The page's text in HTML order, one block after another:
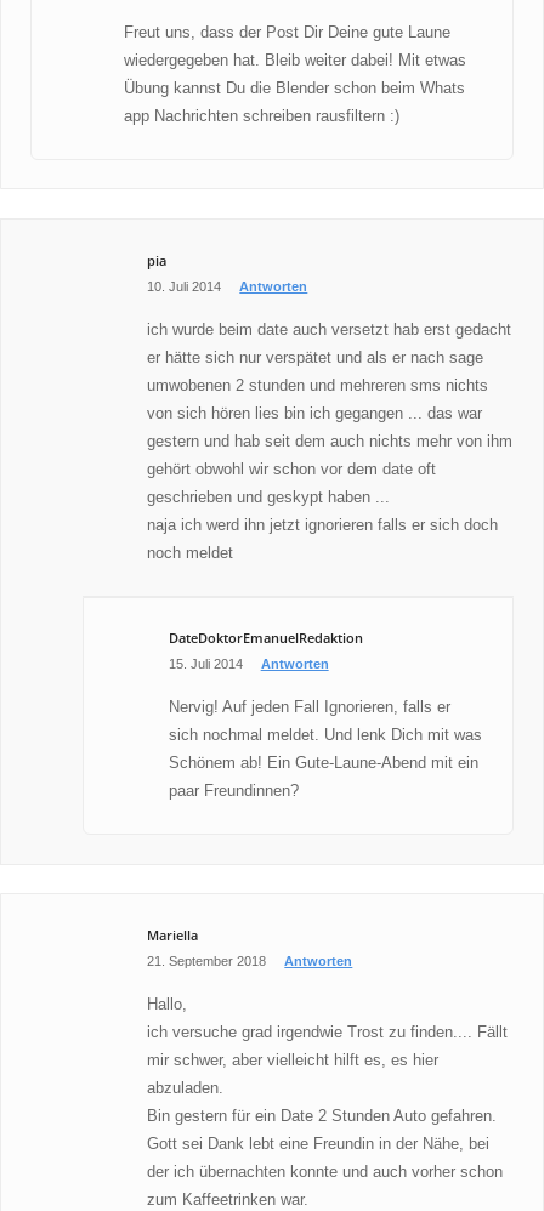
Freut uns, dass der Post Dir Deine gute Laune
wiedergegeben hat. Bleib weiter dabei! Mit etwas
Übung kannst Du die Blender schon beim Whats
app Nachrichten schreiben rausfiltern :)
pia
10. Juli 2014 Antworten
ich wurde beim date auch versetzt hab erst gedacht
er hätte sich nur verspätet und als er nach sage
umwobenen 2 stunden und mehreren sms nichts
von sich hören lies bin ich gegangen ... das war
gestern und hab seit dem auch nichts mehr von ihm
gehört obwohl wir schon vor dem date oft
geschrieben und geskypt haben ...
naja ich werd ihn jetzt ignorieren falls er sich doch
noch meldet
DateDoktorEmanuelRedaktion
15. Juli 2014 Antworten
Nervig! Auf jeden Fall Ignorieren, falls er
sich nochmal meldet. Und lenk Dich mit was
Schönem ab! Ein Gute-Laune-Abend mit ein
paar Freundinnen?
Mariella
21. September 2018 Antworten
Hallo,
ich versuche grad irgendwie Trost zu finden.... Fällt
mir schwer, aber vielleicht hilft es, es hier
abzuladen.
Bin gestern für ein Date 2 Stunden Auto gefahren.
Gott sei Dank lebt eine Freundin in der Nähe, bei
der ich übernachten konnte und auch vorher schon
zum Kaffeetrinken war.